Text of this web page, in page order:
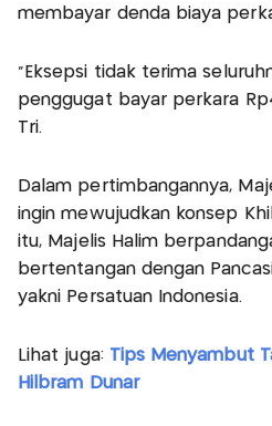
membayar denda biaya
"Eksepsi tidak terima
penggugat bayar perkara
Tri.
Dalam pertimbangannya,
ingin mewujudkan konsep
itu, Majelis Halim
bertentangan dengan
yakni Persatuan Indonesia.
Lihat juga: Tips Menyambut
Hilbram Dunar